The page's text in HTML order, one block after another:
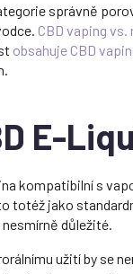
správně
CBD vaping
obsahuje CBD
E-
kompatibilní s
totéž jako
důležité.
užití by se